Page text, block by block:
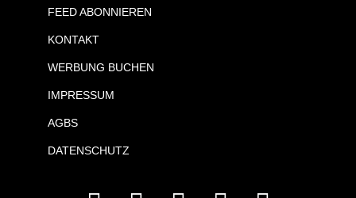
FEED ABONNIEREN
KONTAKT
WERBUNG BUCHEN
IMPRESSUM
AGBS
DATENSCHUTZ